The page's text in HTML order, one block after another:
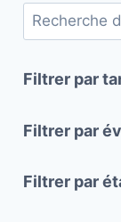
Filtrer par
Filtrer par
Filtrer par